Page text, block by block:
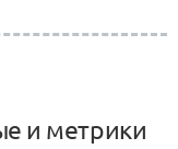
и метрики